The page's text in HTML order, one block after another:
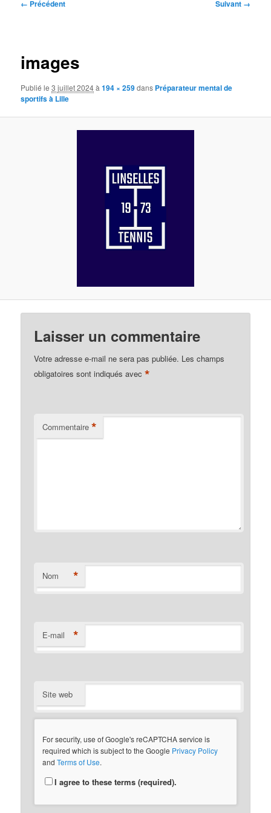
← Précédent Suivant →
images
Publié le3 juillet 2024à194 × 259dans Préparateur mental de
sportifs à Lille
Laisser un commentaire
Votre adresse e-mail ne sera pas publiée. Les champs
obligatoires sont indiqués avec*
Commentaire *
Nom *
E-mail *
Site web
For security, use of Google's reCAPTCHA service is
required which is subject to the Google Privacy Policy
andTerms of Use.
I agree to these terms (required).